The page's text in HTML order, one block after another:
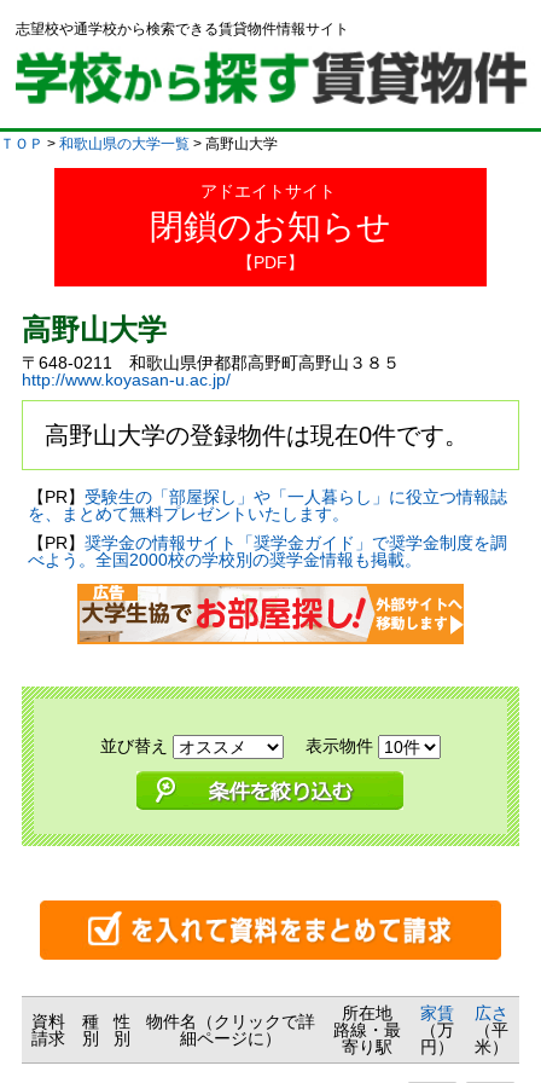
志望校や通学校から検索できる賃貸物件情報サイト
ＴＯＰ > 和歌山県の大学一覧 > 高野山大学
アドエイトサイト
閉鎖のお知らせ
【PDF】
高野山大学
〒648-0211 和歌山県伊都郡高野町高野山３８５
http://www.koyasan-u.ac.jp/
高野山大学の登録物件は現在0件です。
【PR】 受験生の「部屋探し」や「一人暮らし」に役立つ情報誌
を、まとめて無料プレゼントいたします。
【PR】 奨学金の情報サイト「奨学金ガイド」で奨学金制度を調
べよう。全国2000校の学校別の奨学金情報も掲載。
並び替え 表示物件
資料
請求
種
別
性
別
物件名（クリックで詳
細ページに）
所在地
路線・最
寄り駅
家賃
（万
円）
広さ
（平
米）